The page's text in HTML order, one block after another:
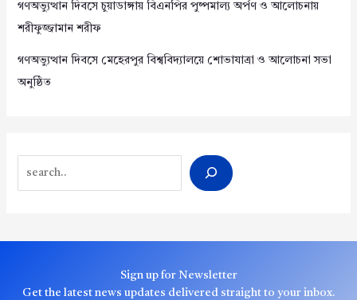
গণঅভ্যুত্থান দিবসে চুয়াডাঙ্গায় বিএনপির পুষ্পমাল্য অর্পণ ও আলোচনায়
শরীফুজ্জামান শরীফ
গণঅভ্যুত্থান দিবসে মেহেরপুর বিশ্ববিদ্যালয়ে শোভাযাত্রা ও আলোচনা সভা
অনুষ্ঠিত
Sign up for Newsletter
Get the latest news updates delivered straight to your inbox.